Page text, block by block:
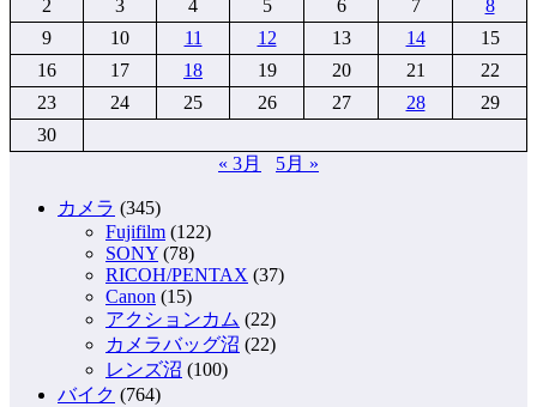
2
3 4 5 6 7
8
9
10 11 12 13 14
15
16
17 18 19 20 21
22
23
24 25 26 27 28
29
30
« 3月
5月 »
カメラ (345)
Fujifilm (122)
SONY (78)
RICOH/PENTAX (37)
Canon (15)
アクションカム (22)
カメラバッグ沼 (22)
レンズ沼 (100)
バイク (764)